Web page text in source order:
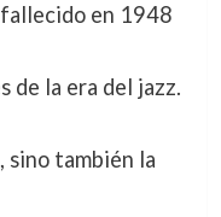
en 1948
de la era del jazz.
sino también la